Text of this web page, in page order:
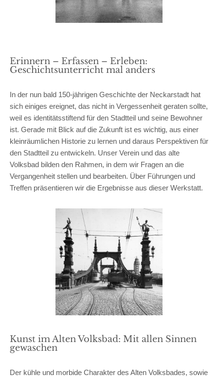
Erinnern – Erfassen – Erleben:
Geschichtsunterricht mal anders
In der nun bald 150-jährigen Geschichte der Neckarstadt hat
sich einiges ereignet, das nicht in Vergessenheit geraten sollte,
weil es identitätsstiftend für den Stadtteil und seine Bewohner
ist. Gerade mit Blick auf die Zukunft ist es wichtig, aus einer
kleinräumlichen Historie zu lernen und daraus Perspektiven für
den Stadtteil zu entwickeln. Unser Verein und das alte
Volksbad bilden den Rahmen, in dem wir Fragen an die
Vergangenheit stellen und bearbeiten. Über Führungen und
Treffen präsentieren wir die Ergebnisse aus dieser Werkstatt.
Kunst im Alten Volksbad: Mit allen Sinnen
gewaschen
Der kühle und morbide Charakter des Alten Volksbades, sowie